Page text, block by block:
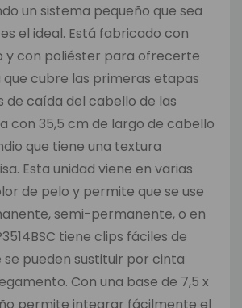
un sistema pequeño que sea
el ideal. Está fabricado con
y con poliéster para ofrecerte
cubre las primeras etapas
de caída del cabello de las
con 35,5 cm de largo de cabello
que tiene una textura
Esta unidad viene en varias
de pelo y permite que se use
semi-permanente, o en
tiene clips fáciles de
pueden sustituir por cinta
Con una base de 7,5 x
permite integrar fácilmente el